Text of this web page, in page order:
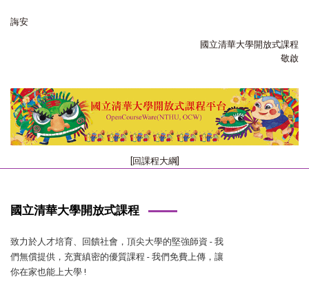
誨安
國立清華大學開放式課程
敬啟
[回課程大綱]
國立清華大學開放式課程
致力於人才培育、回饋社會，頂尖大學的堅強師資 - 我
們無償提供，充實縝密的優質課程 - 我們免費上傳，讓
你在家也能上大學 !